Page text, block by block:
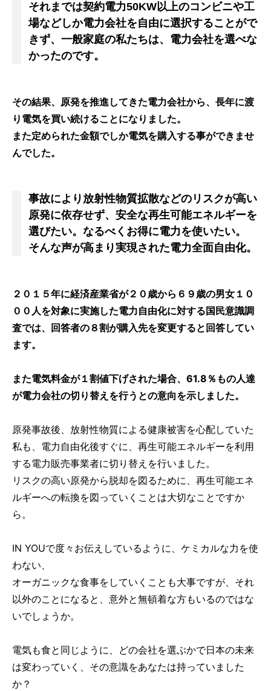
それまでは契約電力50KW以上のコンビニや工
場などしか電力会社を自由に選択することがで
きず、一般家庭の私たちは、電力会社を選べな
かったのです。
その結果、原発を推進してきた電力会社から、長年に渡
り電気を買い続けることになりました。
また定められた金額でしか電気を購入する事ができませ
んでした。
事故により放射性物質拡散などのリスクが高い
原発に依存せず、安全な再生可能エネルギーを
選びたい。なるべくお得に電力を使いたい。
そんな声が高まり実現された電力全面自由化。
２０１５年に経済産業省が２０歳から６９歳の男女１０
００人を対象に実施した電力自由化に対する国民意識調
査では、回答者の８割が購入先を変更すると回答してい
ます。
また電気料金が１割値下げされた場合、61.8％もの人達
が電力会社の切り替えを行うとの意向を示しました。
原発事故後、放射性物質による健康被害を心配していた
私も、電力自由化後すぐに、再生可能エネルギーを利用
する電力販売事業者に切り替えを行いました。
リスクの高い原発から脱却を図るために、再生可能エネ
ルギーへの転換を図っていくことは大切なことですか
ら。
IN YOUで度々お伝えしているように、ケミカルな力を使
わない、
オーガニックな食事をしていくことも大事ですが、それ
以外のことになると、意外と無頓着な方もいるのではな
いでしょうか。
電気も食と同じように、どの会社を選ぶかで日本の未来
は変わっていく、その意識をあなたは持っていました
か？